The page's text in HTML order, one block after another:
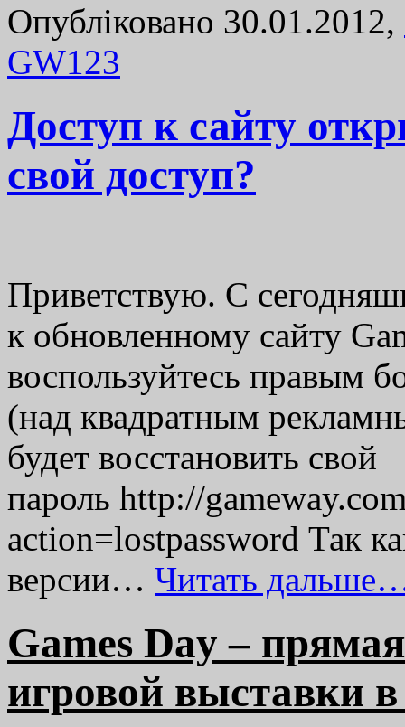
Опубліковано 30.01.2012,
GW123
Доступ к сайту
свой доступ?
Приветствую. С
к обновленному сайту
воспользуйтесь правым
(над квадратным
будет восстановить свой
пароль http://
action=lostpassword Так
версии… Читать
Games Day –
игровой выставки